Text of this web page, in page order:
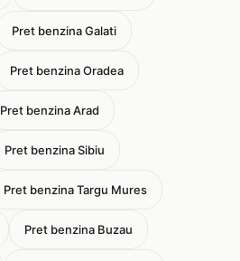
Pret benzina Galati
Pret benzina Oradea
Pret benzina Arad
Pret benzina Sibiu
Pret benzina Targu Mures
Pret benzina Buzau